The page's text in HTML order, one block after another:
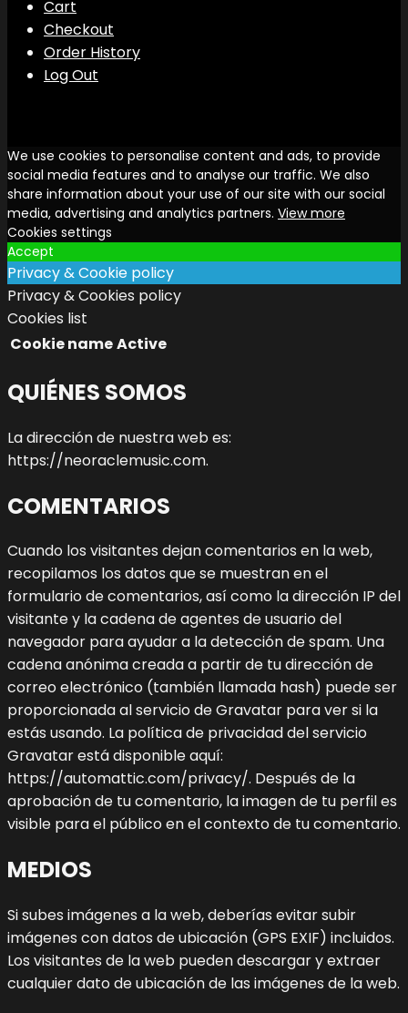
Cart
Checkout
Order History
Log Out
We use cookies to personalise content and ads, to provide
social media features and to analyse our traffic. We also
share information about your use of our site with our social
media, advertising and analytics partners. View more
Cookies settings
Accept
Privacy & Cookie policy
Privacy & Cookies policy
Cookies list
Cookie nameActive
QUIÉNES SOMOS
La dirección de nuestra web es:
https://neoraclemusic.com.
COMENTARIOS
Cuando los visitantes dejan comentarios en la web,
recopilamos los datos que se muestran en el
formulario de comentarios, así como la dirección IP del
visitante y la cadena de agentes de usuario del
navegador para ayudar a la detección de spam. Una
cadena anónima creada a partir de tu dirección de
correo electrónico (también llamada hash) puede ser
proporcionada al servicio de Gravatar para ver si la
estás usando. La política de privacidad del servicio
Gravatar está disponible aquí:
https://automattic.com/privacy/. Después de la
aprobación de tu comentario, la imagen de tu perfil es
visible para el público en el contexto de tu comentario.
MEDIOS
Si subes imágenes a la web, deberías evitar subir
imágenes con datos de ubicación (GPS EXIF) incluidos.
Los visitantes de la web pueden descargar y extraer
cualquier dato de ubicación de las imágenes de la web.